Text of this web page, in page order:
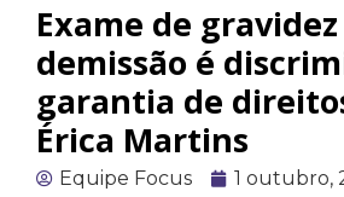
Exame de
demissão é
garantia de
Érica Martins
Equipe Focus 1 outubro,